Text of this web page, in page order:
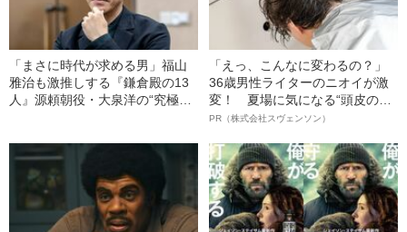
「まさに時代が求める男」福山
雅治も激推しする『鎌倉殿の13
人』源頼朝役・大泉洋の“究極の
「えっ、こんなに変わるの？」
36歳男性ライターのニオイが激
変！ 夏場に気になる“頭皮のニ
オイ”や“ベタつき”を解消す
ト”が生み出した徹底ケアとは
PR（株式会社スヴェンソン）